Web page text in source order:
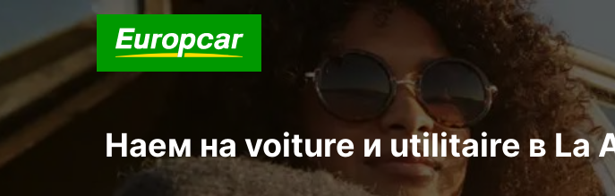
Наем на voiture и utilitaire в La